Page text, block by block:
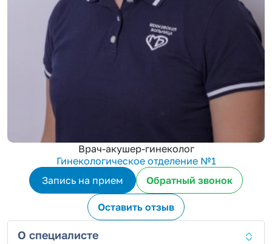
Врач-акушер-гинеколог
Гинекологическое отделение №1
Запись на прием
Обратный звонок
Оставить отзыв
О специалисте